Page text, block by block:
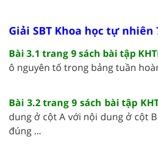
Giải SBT Khoa học tự nhiên
Bài 3.1 trang 9 sách bài tập
ô nguyên tố trong bảng tuần
Bài 3.2 trang 9 sách bài tập
dung ở cột A với nội dung ở cột
đúng ...